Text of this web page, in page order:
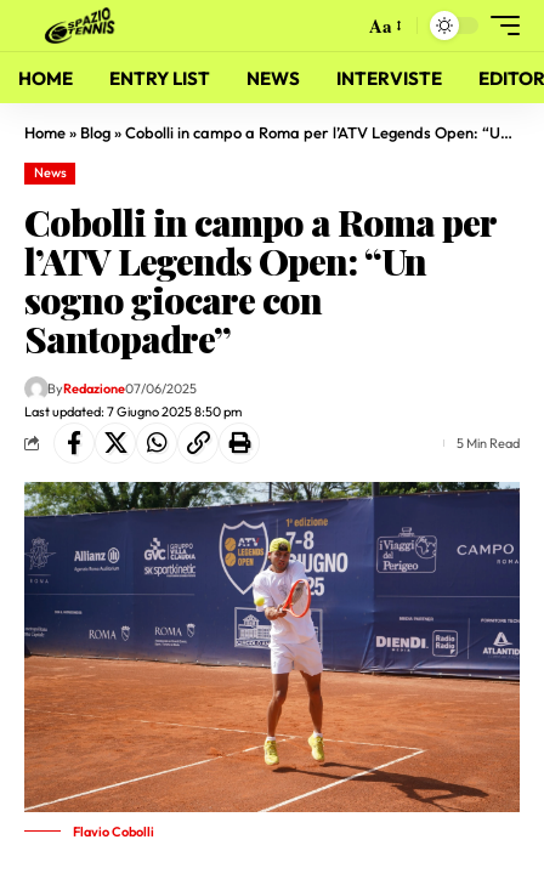
Aa
HOME ENTRY LIST NEWS INTERVISTE
Home» Blog»Cobolli in campo a Roma per l’ATV Legends Open: “Un sogno giocare con Santopadre”
News
Cobolli in campo a Roma per
l’ATV Legends Open: “Un
sogno giocare con
Santopadre”
Last updated: 7 Giugno 2025 8:50 pm
ByRedazione07/06/2025
5 Min Read
Flavio Cobolli